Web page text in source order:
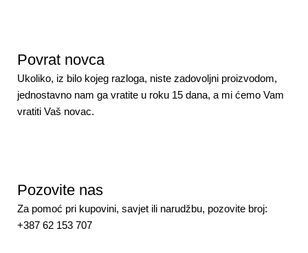
Povrat novca
Ukoliko, iz bilo kojeg razloga, niste zadovoljni proizvodom,
jednostavno nam ga vratite u roku 15 dana, a mi ćemo Vam
vratiti Vaš novac.
Pozovite nas
Za pomoć pri kupovini, savjet ili narudžbu, pozovite broj:
+387 62 153 707